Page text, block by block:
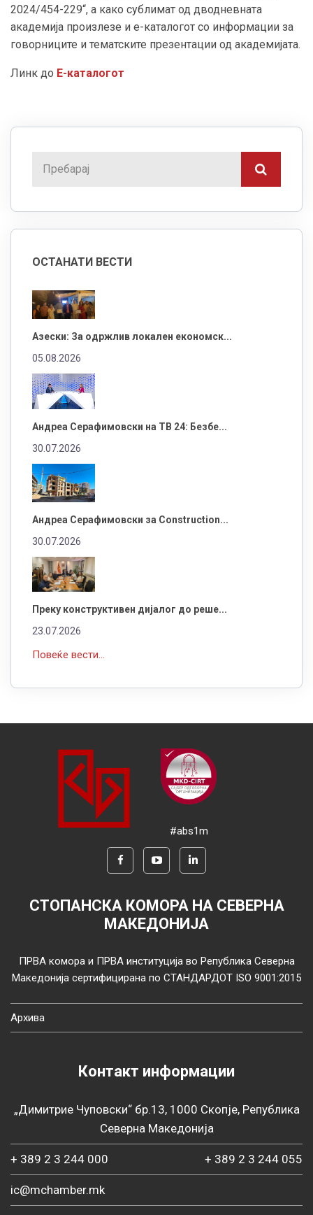
2024/454-229“, а како сублимат од дводневната
академија произлезе и е-каталогот со информации за
говорниците и тематските презентации од академијата.
Линк до Е-каталогот
ОСТАНАТИ ВЕСТИ
Азески: За одржлив локален економск...
05.08.2026
Андреа Серафимовски на ТВ 24: Безбе...
30.07.2026
Андреа Серафимовски за Construction...
30.07.2026
Преку конструктивен дијалог до реше...
23.07.2026
Повеќе вести...
#abs1m
СТОПАНСКА КОМОРА НА СЕВЕРНА
МАКЕДОНИЈА
ПРВА комора и ПРВА институција во Република Северна
Македонија сертифицирана по СТАНДАРДОТ ISO 9001:2015
Архива
Контакт информации
„Димитрие Чуповски“ бр.13, 1000 Скопје, Република
Северна Македонија
+ 389 2 3 244 000 + 389 2 3 244 055
ic@mchamber.mk